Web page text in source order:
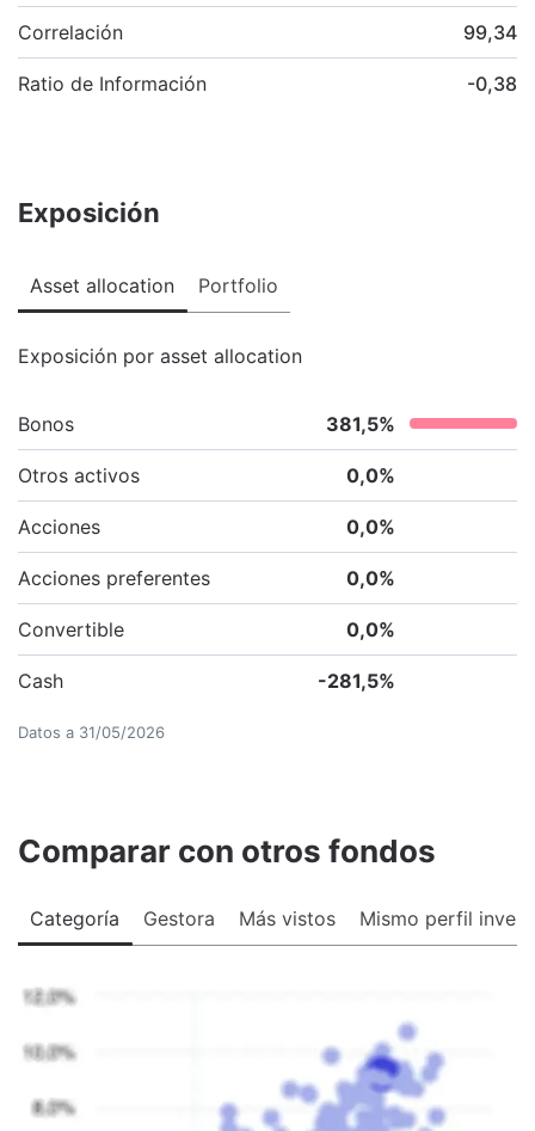
Correlación 99,34
Ratio de Información -0,38
Exposición
Asset allocation Portfolio
Exposición por asset allocation
Bonos 381,5%
Otros activos 0,0%
Acciones 0,0%
Acciones preferentes 0,0%
Convertible 0,0%
Cash -281,5%
Datos a 31/05/2026
Comparar con otros fondos
Categoría Gestora Más vistos Mismo perfil